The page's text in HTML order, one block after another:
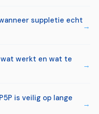
suppletie echt
wat werkt en wat te
is veilig op lange